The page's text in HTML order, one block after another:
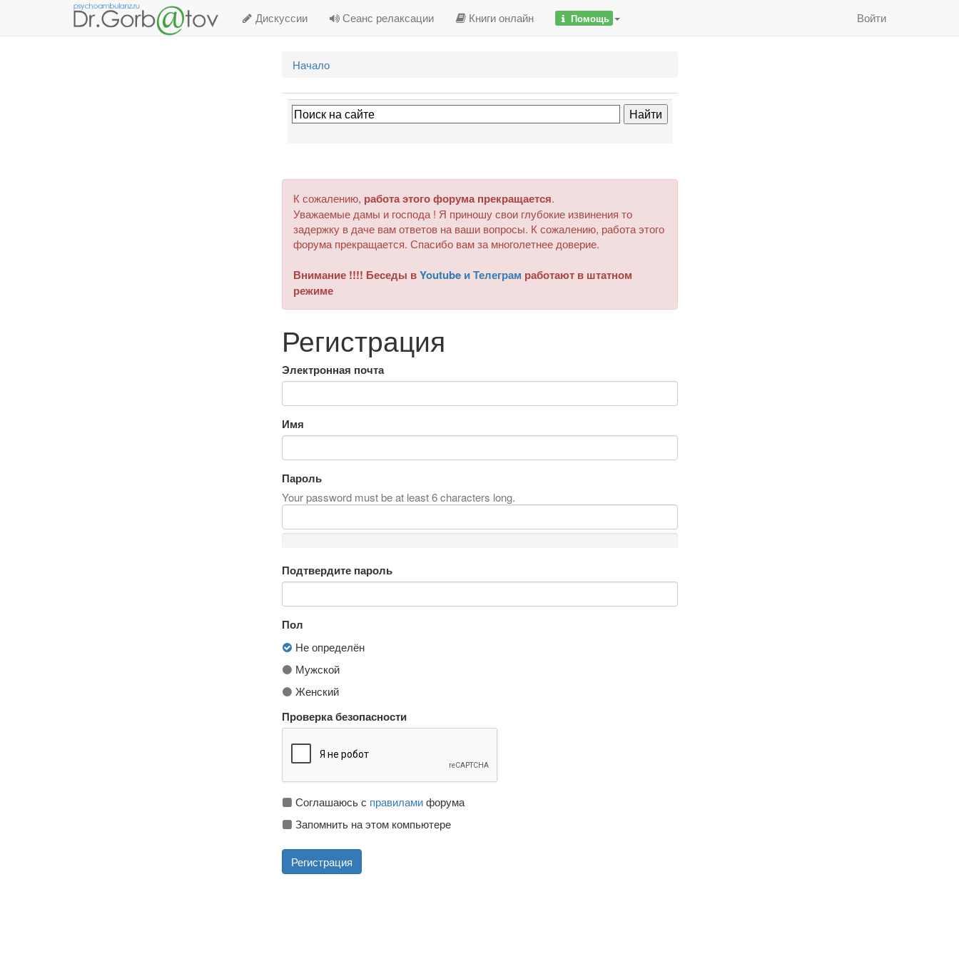
Дискуссии Сеанс релаксации Книги онлайн Помощь Войти
Начало
К сожалению, работа этого форума прекращается.
Уважаемые дамы и господа ! Я приношу свои глубокие извинения то
задержку в даче вам ответов на ваши вопросы. К сожалению, работа этого
форума прекращается. Спасибо вам за многолетнее доверие.
Внимание !!!! Беседы вYoutube и Телеграм работают в штатном
режиме
Регистрация
Электронная почта
Имя
Пароль
Your password must be at least 6 characters long.
Подтвердите пароль
Пол
Не определён
Мужской
Женский
Проверка безопасности
Соглашаюсь с правиламифорума
Запомнить на этом компьютере